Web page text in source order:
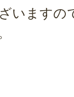
いますの